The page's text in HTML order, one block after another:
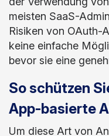
meisten SaaS-
Risiken von OAuth-
keine einfache
bevor sie eine
So schützen
App-basierte
Um diese Art von